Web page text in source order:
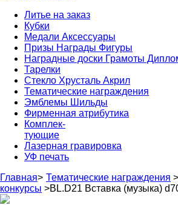
Литье на заказ
Кубки
Медали Аксессуары
Призы Награды Фигуры
Наградные доски Грамоты
Тарелки
Стекло Хрусталь Акрил
Тематические награждения
Эмблемы Шильды
Фирменная атрибутика
Комплек-
тующие
Лазерная гравировка
УФ печать
Главная> Тематические награждения >
конкурсы >BL.D21 Вставка (музыка)